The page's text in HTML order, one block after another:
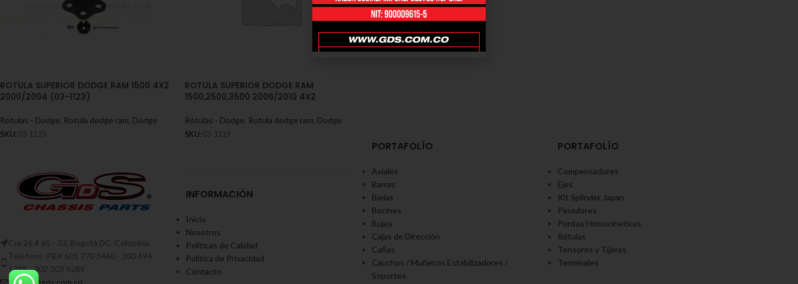
ROTULA SUPERIOR DODGE RAM 1500 4X2
2000/2004 (03-1123)
Rótulas - Dodge Rotula dodge ram Dodge
SKU: 03-1123
ROTULA SUPERIOR DODGE RAM
1500,2500,3500 2006/2010 4X2
Rótulas - Dodge Rotula dodge ram Dodge
SKU: 03-1119
Cra 26 # 65 - 33, Bogotá DC, Colombia
Teléfono: PBX 601 770 3440 - 300 694
1388 - 302 303 9289
ventas@gds.com.co
INFORMACIÓN
Inicio
Nosotros
Políticas de Calidad
Política de Privacidad
Contacto
PORTAFOLÍO
Axiales
Barras
Bielas
Bocines
Bujes
Cajas de Dirección
Cañas
Cauchos / Muñecos Estabilizadores /
Soportes
PORTAFOLÍO
Compensadores
Ejes
Kit Splinder Japan
Pasadores
Puntas Homocineticas
Rótulas
Tensores y Tijeras
Terminales